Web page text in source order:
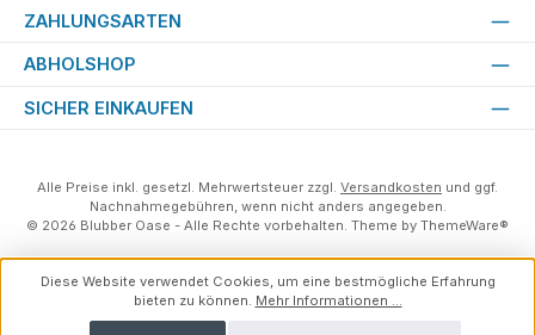
ZAHLUNGSARTEN
ABHOLSHOP
SICHER EINKAUFEN
Alle Preise inkl. gesetzl. Mehrwertsteuer zzgl. Versandkosten und ggf.
Nachnahmegebühren, wenn nicht anders angegeben.
© 2026 Blubber Oase - Alle Rechte vorbehalten. Theme by ThemeWare®
Diese Website verwendet Cookies, um eine bestmögliche Erfahrung
bieten zu können. Mehr Informationen ...